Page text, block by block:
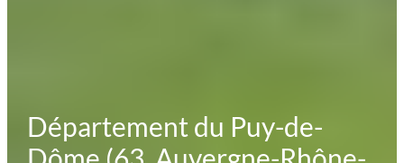
Département du Puy-de-